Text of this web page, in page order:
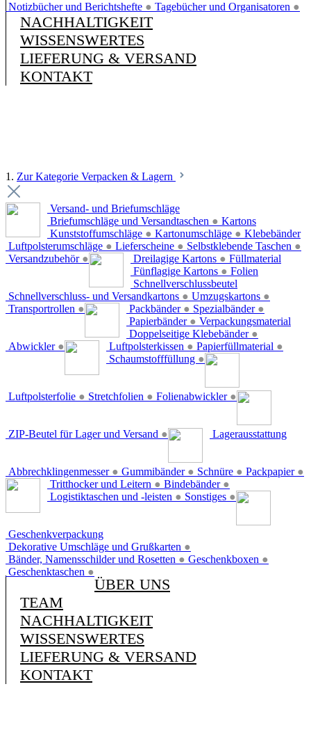
Notizbücher und Berichtshefte ● Tagebücher und Organisatoren ●
NACHHALTIGKEIT
WISSENSWERTES
LIEFERUNG & VERSAND
KONTAKT
1. Zur Kategorie Verpacken & Lagern
Versand- und Briefumschläge
Briefumschläge und Versandtaschen ●
Kunststoffumschläge ● Kartonumschläge ●
Luftpolsterumschläge ● Lieferscheine ● Selbstklebende Taschen ●
Versandzubehör ●
Kartons
Dreilagige Kartons ●
Fünflagige Kartons ●
Schnellverschluss- und Versandkartons ● Umzugskartons ●
Transportrollen ●
Klebebänder
Packbänder ● Spezialbänder ●
Papierbänder ●
Doppelseitige Klebebänder ●
Abwickler ●
Füllmaterial
Luftpolsterkissen ● Papierfüllmaterial ●
Schaumstofffüllung ●
Folien
Luftpolsterfolie ● Stretchfolien ● Folienabwickler ●
Schnellverschlussbeutel
ZIP-Beutel für Lager und Versand ●
Verpackungsmaterial
Abbrechklingenmesser ● Gummibänder ● Schnüre ● Packpapier ●
Lagerausstattung
Tritthocker und Leitern ● Bindebänder ●
Logistiktaschen und -leisten ● Sonstiges ●
Geschenkverpackung
Dekorative Umschläge und Grußkarten ●
Bänder, Namensschilder und Rosetten ● Geschenkboxen ●
Geschenktaschen ●
ÜBER UNS
TEAM
NACHHALTIGKEIT
WISSENSWERTES
LIEFERUNG & VERSAND
KONTAKT